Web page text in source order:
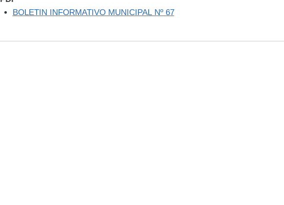
BOLETIN INFORMATIVO MUNICIPAL Nº 67